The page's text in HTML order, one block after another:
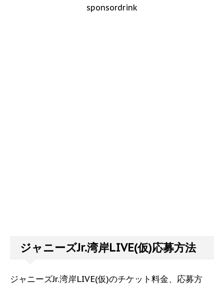
sponsordrink
ジャニーズJr.湾岸LIVE(仮)応募方法
ジャニーズJr.湾岸LIVE(仮)のチケット料金、応募方